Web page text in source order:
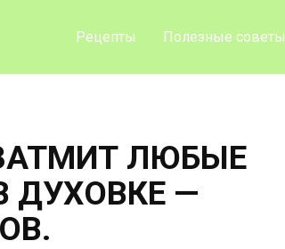
Рецепты Полезные советы
ЛЮБЫЕ
ДУХОВКЕ —